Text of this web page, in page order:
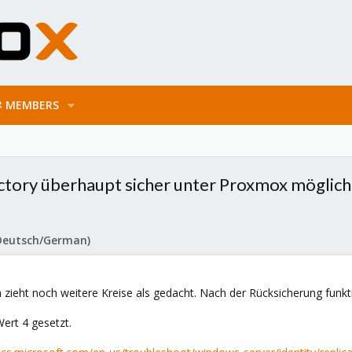
MEMBERS
überhaupt sicher unter Proxmox
German)
noch weitere Kreise als gedacht. Nach der Rücksicherung
4 gesetzt.